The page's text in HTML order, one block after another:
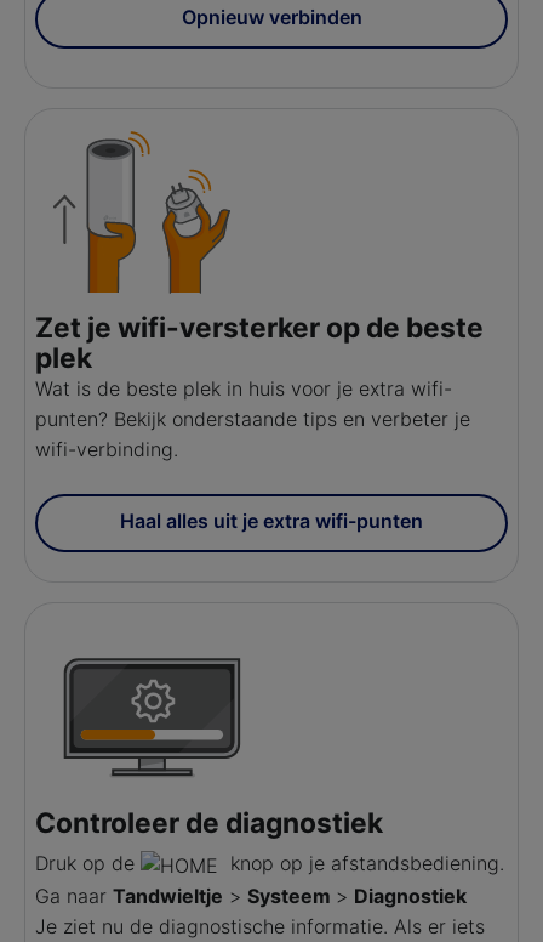
Opnieuw verbinden
Zet je wifi-versterker op de beste
plek
Wat is de beste plek in huis voor je extra wifi-
punten? Bekijk onderstaande tips en verbeter je
wifi-verbinding.
Haal alles uit je extra wifi-punten
Controleer de diagnostiek
Druk op de
knop op je afstandsbediening.
Ga naar Tandwieltje > Systeem > Diagnostiek
Je ziet nu de diagnostische informatie. Als er iets